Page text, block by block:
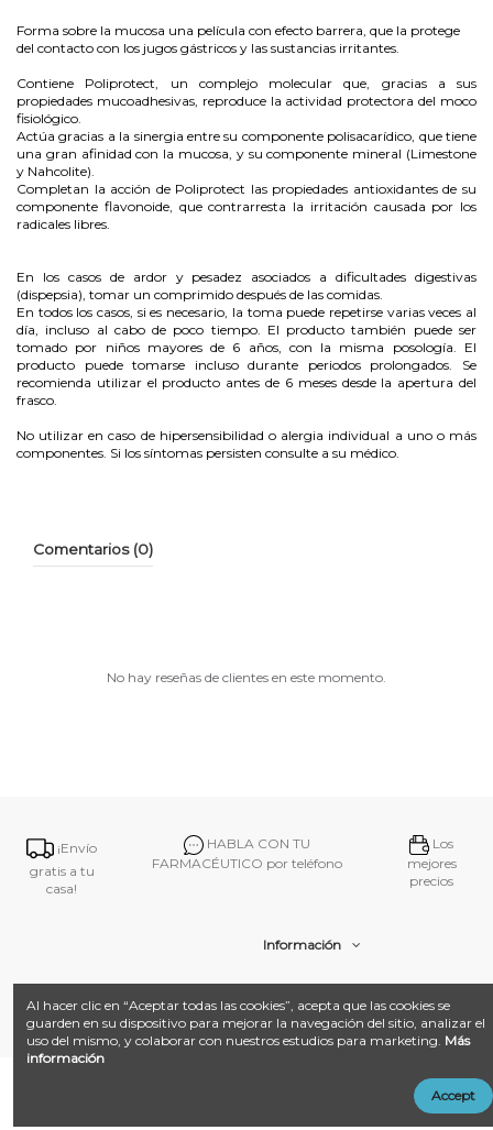
Forma sobre la mucosa una película con efecto barrera, que la protege
del contacto con los jugos gástricos y las sustancias irritantes.
Contiene Poliprotect, un complejo molecular que, gracias a sus
propiedades mucoadhesivas, reproduce la actividad protectora del moco
fisiológico.
Actúa gracias a la sinergia entre su componente polisacarídico, que tiene
una gran afinidad con la mucosa, y su componente mineral (Limestone
y Nahcolite).
Completan la acción de Poliprotect las propiedades antioxidantes de su
componente flavonoide, que contrarresta la irritación causada por los
radicales libres.
En los casos de ardor y pesadez asociados a dificultades digestivas
(dispepsia), tomar un comprimido después de las comidas.
En todos los casos, si es necesario, la toma puede repetirse varias veces al
día, incluso al cabo de poco tiempo. El producto también puede ser
tomado por niños mayores de 6 años, con la misma posología. El
producto puede tomarse incluso durante periodos prolongados. Se
recomienda utilizar el producto antes de 6 meses desde la apertura del
frasco.
No utilizar en caso de hipersensibilidad o alergia individual a uno o más
componentes. Si los síntomas persisten consulte a su médico.
Comentarios (0)
No hay reseñas de clientes en este momento.
¡Envío
gratis a tu
casa!
HABLA CON TU
FARMACÉUTICO por teléfono
Los
mejores
precios
Información
Desarrollado con ❤️ por
LandM + Datacom
Multimedia
Al hacer clic en “Aceptar todas las cookies”, acepta que las cookies se
guarden en su dispositivo para mejorar la navegación del sitio, analizar el
uso del mismo, y colaborar con nuestros estudios para marketing. Más
información
Accept